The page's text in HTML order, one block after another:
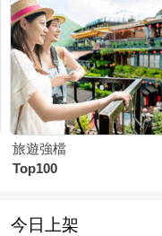
旅遊強檔
Top100
今日上架